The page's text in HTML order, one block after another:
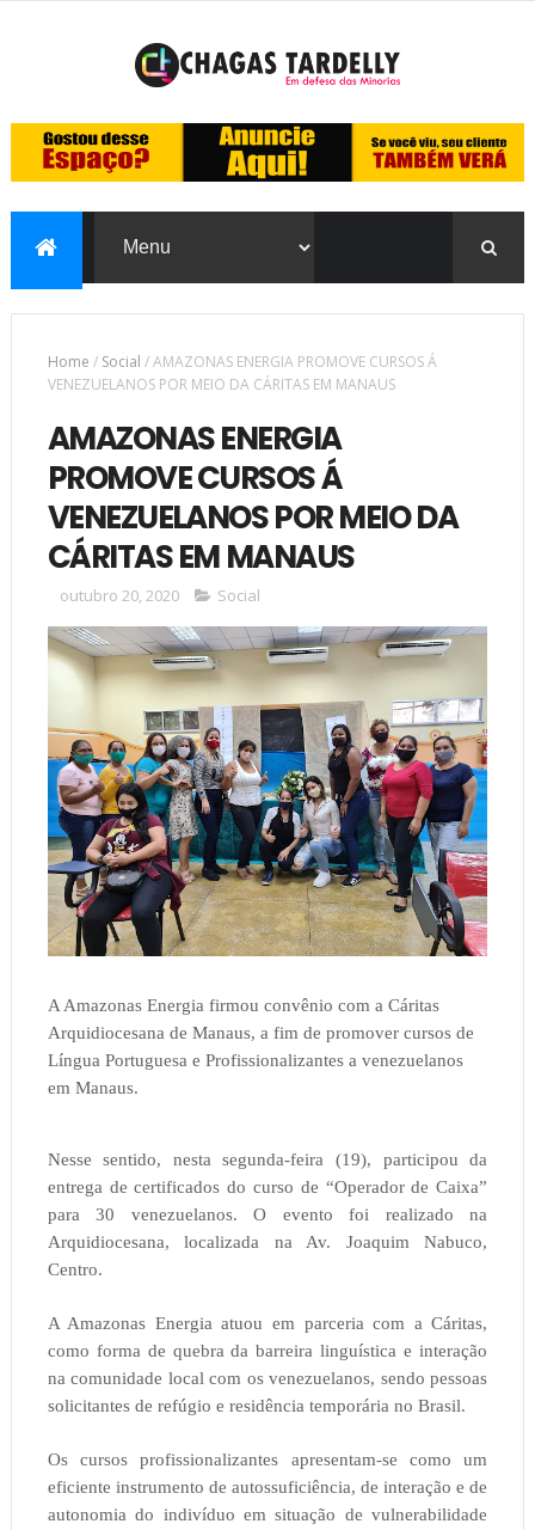
Home / Social /AMAZONAS ENERGIA PROMOVE CURSOS Á
VENEZUELANOS POR MEIO DA CÁRITAS EM MANAUS
AMAZONAS ENERGIA
PROMOVE CURSOS Á
VENEZUELANOS POR MEIO DA
CÁRITAS EM MANAUS
outubro 20, 2020 Social
A Amazonas Energia firmou convênio com a Cáritas
Arquidiocesana de Manaus, a fim de promover cursos de
Língua Portuguesa e Profissionalizantes a venezuelanos
em Manaus.
Nesse sentido, nesta segunda-feira (19), participou da
entrega de certificados do curso de “Operador de Caixa”
para 30 venezuelanos. O evento foi realizado na
Arquidiocesana, localizada na Av. Joaquim Nabuco,
Centro.
A Amazonas Energia atuou em parceria com a Cáritas,
como forma de quebra da barreira linguística e interação
na comunidade local com os venezuelanos, sendo pessoas
solicitantes de refúgio e residência temporária no Brasil.
Os cursos profissionalizantes apresentam-se como um
eficiente instrumento de autossuficiência, de interação e de
autonomia do indivíduo em situação de vulnerabilidade